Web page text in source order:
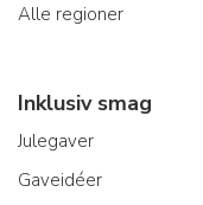
Alle regioner
Inklusiv smag
Julegaver
Gaveidéer